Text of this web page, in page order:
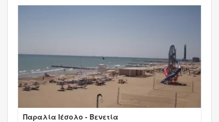
Παραλία Ιέσολο - Βενετία